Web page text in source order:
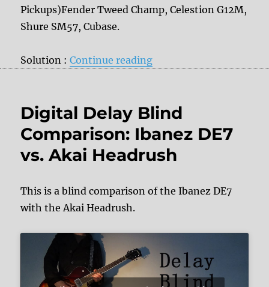
Pickups)Fender Tweed Champ, Celestion G12M,
Shure SM57, Cubase.
Solution :Continue reading“Blind Digital Delay
Digital Delay Blind
Comparison: Ibanez DE7
vs. Akai Headrush
This is a blind comparison of the Ibanez DE7
with the Akai Headrush.